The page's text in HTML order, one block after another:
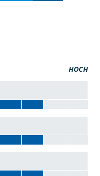
HOCH